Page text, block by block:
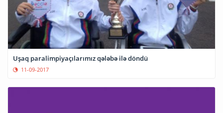
Uşaq paralimpiyaçılarımız qələbə ilə döndü
11-09-2017